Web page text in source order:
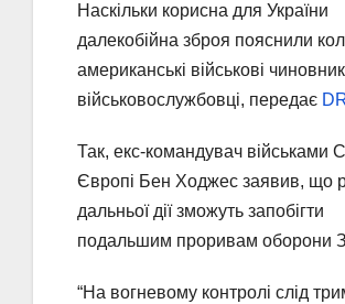
Наскільки корисна для України
далекобійна зброя пояснили
американські військові
військовослужбовці, передає
Так, екс-командувач військами
Європі Бен Ходжес заявив, що
дальньої дії зможуть запобігти
подальшим проривам оборони
“На вогневому контролі слід